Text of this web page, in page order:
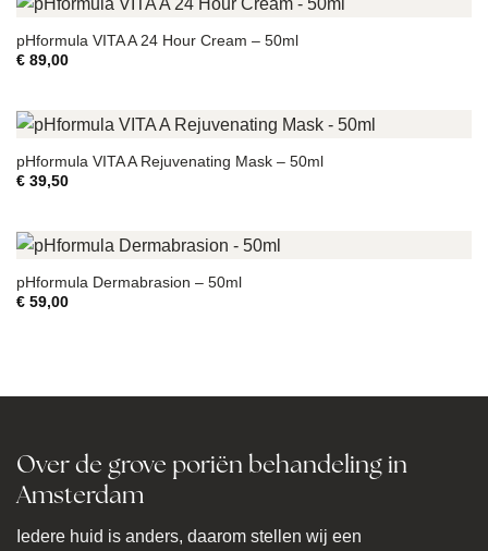
pHformula VITA A 24 Hour Cream – 50ml
€89,00
pHformula VITA A Rejuvenating Mask – 50ml
€39,50
pHformula Dermabrasion – 50ml
€59,00
Over de grove poriën behandeling in
Amsterdam
Iedere huid is anders, daarom stellen wij een